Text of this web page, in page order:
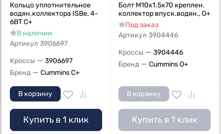
Кольцо уплотнительное
водян.коллектора ISBe, 4-
6ВТ C+
В наличии
Артикул 3906697
Кроссы — 3906697
Бренд — Cummins C+
В корзину
Купить в 1 клик
Болт M10x1.5x70 креплен.
коллектор впуск.водян., О+
Под заказ
Артикул 3904446
Кроссы — 3904446
Бренд — Cummins O+
В корзину
Купить в 1 клик